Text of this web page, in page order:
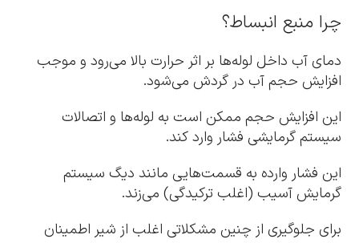
چرا منبع انبساط؟
دمای آب داخل لوله‌ها بر اثر حرارت بالا می‌رود و موجب
افزایش حجم آب در گردش می‌شود.
این افزایش حجم ممکن است به لوله‌ها و اتصالات
سیستم گرمایشی فشار وارد کند.
این فشار وارده به قسمت‌هایی مانند دیگ سیستم
گرمایش آسیب (اغلب ترکیدگی) می‌زند.
برای جلوگیری از چنین مشکلاتی اغلب از شیر اطمینان